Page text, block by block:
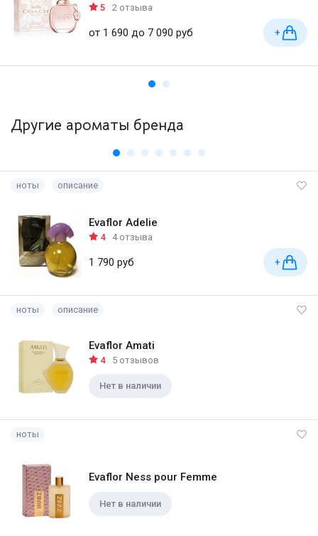
5 2 отзыва
от 1 690 до 7 090 руб +
Другие ароматы бренда
ноты описание
Evaflor Adelie
4 4 отзыва
1 790 руб +
ноты описание
Evaflor Amati
4 5 отзывов
Нет в наличии
ноты
Evaflor Ness pour Femme
Нет в наличии